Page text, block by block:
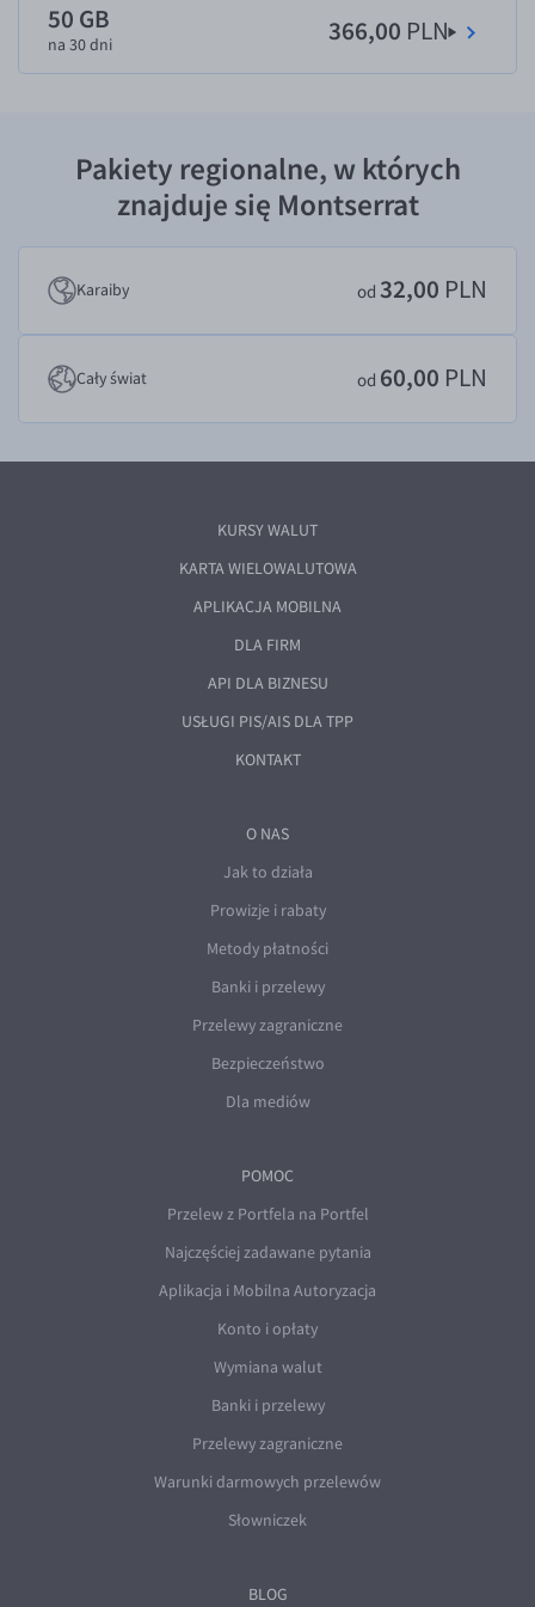
EUR/USD
EUR/GBP
EUR/CZK
EUR/CAD
50 GB
na 30 dni 366,00 PLN
Pakiety regionalne, w których
znajduje się Montserrat
Karaiby od 32,00 PLN
Cały świat od 60,00 PLN
KURSY WALUT
KARTA WIELOWALUTOWA
APLIKACJA MOBILNA
DLA FIRM
API DLA BIZNESU
USŁUGI PIS/AIS DLA TPP
KONTAKT
O NAS
Jak to działa
Prowizje i rabaty
Metody płatności
Banki i przelewy
Przelewy zagraniczne
Bezpieczeństwo
Dla mediów
POMOC
Przelew z Portfela na Portfel
Najczęściej zadawane pytania
Aplikacja i Mobilna Autoryzacja
Konto i opłaty
Wymiana walut
Banki i przelewy
Przelewy zagraniczne
Warunki darmowych przelewów
Słowniczek
BLOG